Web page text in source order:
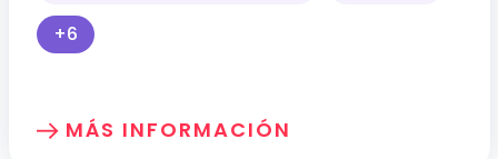
+6
Más perfiles profesionales disponibles para
MÁS INFORMACIÓN
SOBRE: FORMACIÓN BÁSICA EN